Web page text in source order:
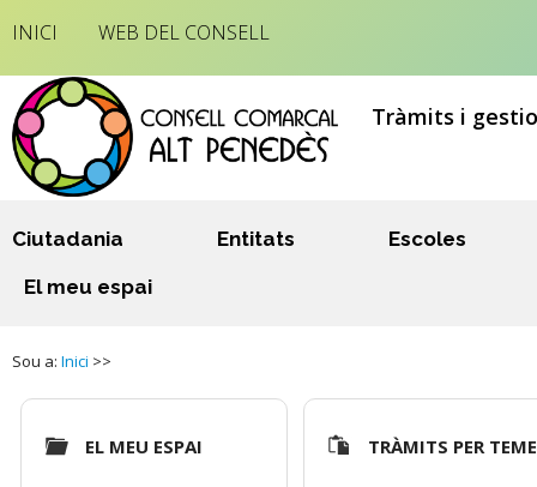
INICI WEB DEL CONSELL
Tràmits i
Ciutadania Entitats
Escoles
El meu espai
Sou a: Inici >>
TRÀMITS PER
EL MEU ESPAI